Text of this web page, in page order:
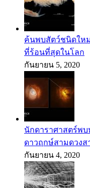
ค้นพบสัตว์ชนิดให
ที่ร้อนที่สุดในโลก
กันยายน 5, 2020
นักดาราศาสตร์พ
ดาวฤกษ์สามดวงส
กันยายน 4, 2020